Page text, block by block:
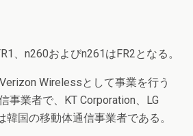
、n260およびn261はFR2となる。
Wirelessとして事業を行う
事業者で、KT Corporation、LG
韓国の移動体通信事業者である。